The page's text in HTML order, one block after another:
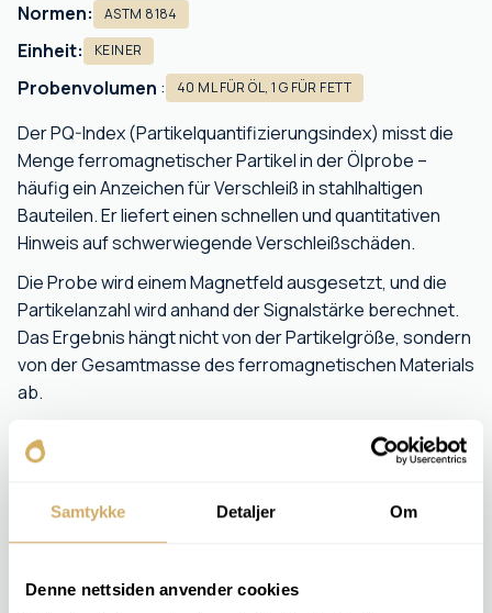
Samtykke Detaljer Om
Denne nettsiden anvender cookies
Normen: ASTM 8184
Einheit: KEINER
Probenvolumen : 40 ML FÜR ÖL, 1 G FÜR FETT
Der PQ-Index (Partikelquantifizierungsindex) misst die
Menge ferromagnetischer Partikel in der Ölprobe –
häufig ein Anzeichen für Verschleiß in stahlhaltigen
Bauteilen. Er liefert einen schnellen und quantitativen
Hinweis auf schwerwiegende Verschleißschäden.
Die Probe wird einem Magnetfeld ausgesetzt, und die
Partikelanzahl wird anhand der Signalstärke berechnet.
Das Ergebnis hängt nicht von der Partikelgröße, sondern
von der Gesamtmasse des ferromagnetischen Materials
ab.
Der Kunde erhält eine wichtige Warnung vor potenziell
schwerwiegendem Maschinenverschleiß und kann
entwickelt.
RELEVANTE ANALYSEPAKETE